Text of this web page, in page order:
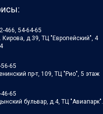
466, 54-64-65
Кирова, д.39, ТЦ "Европейский", 4
65
пр-т, 109, ТЦ "Рио", 5 этаж
65
бульвар, д.4, ТЦ "Авиапарк".